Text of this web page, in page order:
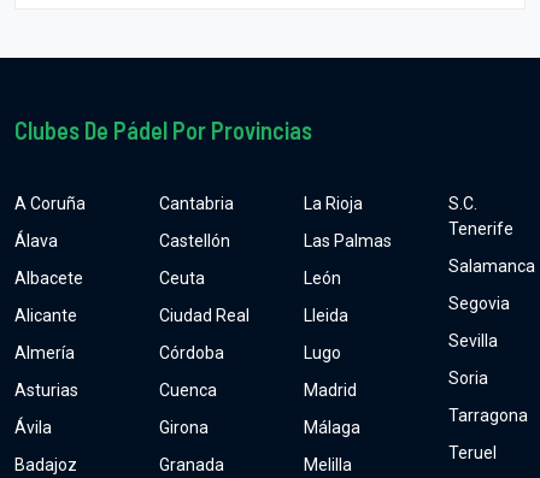
Clubes De Pádel Por Provincias
A Coruña
Álava
Albacete
Alicante
Almería
Asturias
Ávila
Badajoz
Cantabria
Castellón
Ceuta
Ciudad Real
Córdoba
Cuenca
Girona
Granada
La Rioja
Las Palmas
León
Lleida
Lugo
Madrid
Málaga
Melilla
S.C.
Tenerife
Salamanca
Segovia
Sevilla
Soria
Tarragona
Teruel